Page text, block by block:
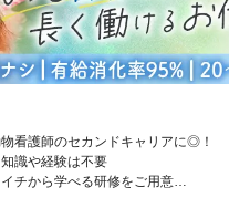
看護師のセカンドキャリアに◎！
識や経験は不要
チから学べる研修をご用意